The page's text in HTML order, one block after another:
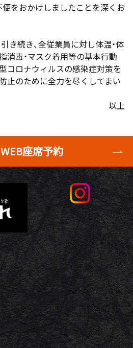
をおかけしましたことを深くお
き続き、全従業員に対し体温・体
消毒・マスク着用等の基本行動
コロナウィルスの感染症対策を
止のために全力を尽くしてまい
以上
WEB座席予約